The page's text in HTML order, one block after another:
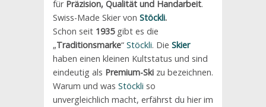
für Präzision, Qualität und Handarbeit.
Swiss-Made Skier von Stöckli.
Schon seit 1935gibt es die
„Traditionsmarke“ Stöckli. Die Skier
haben einen kleinen Kultstatus und sind
eindeutig als Premium-Ski zu bezeichnen.
Warum und was Stöckli so
unvergleichlich macht, erfährst du hier im